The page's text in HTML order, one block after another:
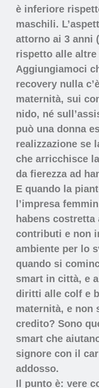
è inferiore
maschili.
attorno ai 3 anni
rispetto alle altre
Aggiungiamoci
recovery nulla
maternità, sui
nido, né
può una donna
realizzazione se
che arricchisce
da fierezza ad
E quando la
l’impresa
habens
contributi e non
ambiente per lo
quando si
smart in città, e
diritti alle colf e
maternità, e non
credito? Sono
smart che
signore con il
addosso.
Il punto è: vere